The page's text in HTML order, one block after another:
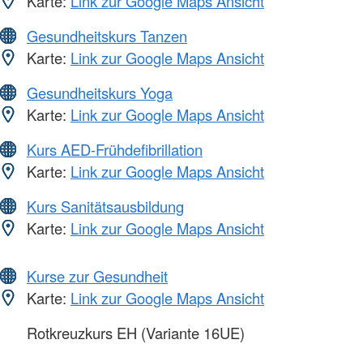
Gesundheitskurs Tanzen
Karte: Link zur Google Maps Ansicht
Gesundheitskurs Yoga
Karte: Link zur Google Maps Ansicht
Kurs AED-Frühdefibrillation
Karte: Link zur Google Maps Ansicht
Kurs Sanitätsausbildung
Karte: Link zur Google Maps Ansicht
Kurse zur Gesundheit
Karte: Link zur Google Maps Ansicht
Rotkreuzkurs EH (Variante 16UE)